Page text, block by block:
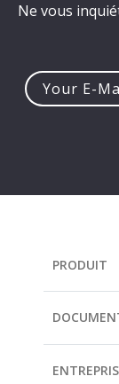
Ne vous
PRODUIT